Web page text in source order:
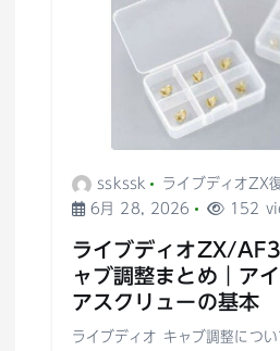
sskssk
ライブディオZX
6月 28, 2026
152
ライブディオZX/
ャブ調整まとめ｜ア
アスクリューの基本
ライブディオ キャブ調整につ